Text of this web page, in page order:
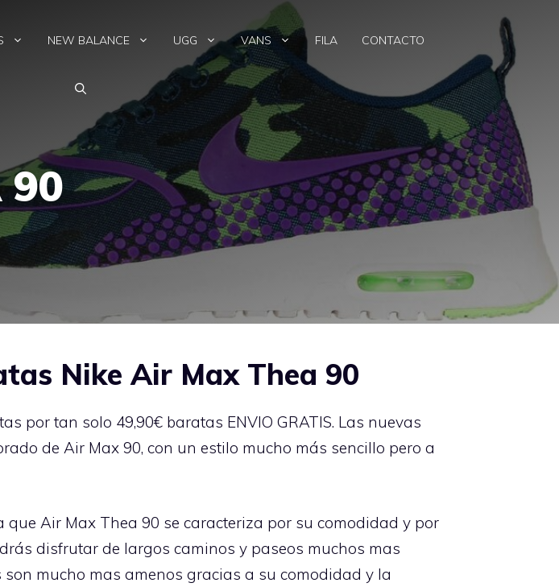
NEW BALANCE UGG VANS FILA CONTACTO
90
Nike Air Max Thea 90
por tan solo 49,90€ baratas ENVIO GRATIS. Las nuevas
de Air Max 90, con un estilo mucho más sencillo pero a
Air Max Thea 90 se caracteriza por su comodidad y por
disfrutar de largos caminos y paseos muchos mas
mucho mas amenos gracias a su comodidad y la